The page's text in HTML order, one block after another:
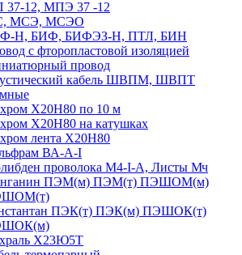
12, МПЭ 37 -12
МСЭ, МСЭО
Н, БИФ, БИФЭЗ-Н, ПТЛ, БИН
с фторопластовой изоляцией
провод
кабель ШВПМ, ШВПТ
Х20Н80 по 10 м
Х20Н80 на катушках
лента Х20Н80
ВА-А-I
проволока М4-I-А, Листы Мч
ПЭМ(м) ПЭМ(т) ПЭШОМ(м)
ПЭК(т) ПЭК(м) ПЭШОК(т)
Х23Ю5Т